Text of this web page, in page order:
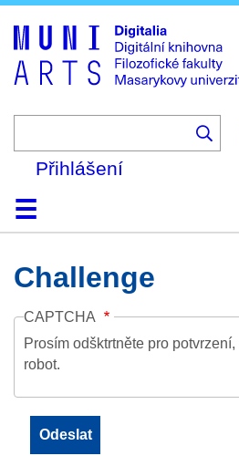
to
main
Přihlášení
DomůKolekce
Prohlížení
Vyhledávání
O platformě
Nápověda
Kontakt
Challenge
CAPTCHA
Prosím odšktrtněte pro
robot.